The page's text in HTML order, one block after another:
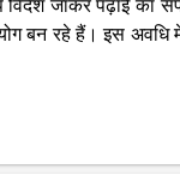
जाकर पढ़ाई का
बन रहे हैं। इस अवधि में